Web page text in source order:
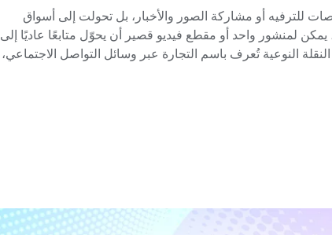
للترفيه أو مشاركة الصور والأخبار، بل تحولت إلى أسواق
يمكن لمنشور واحد أو مقطع فيديو قصير أن يحوّل متابعًا عاديًا إلى
النوعية تُعرف باسم التجارة عبر وسائل التواصل الاجتماعي،